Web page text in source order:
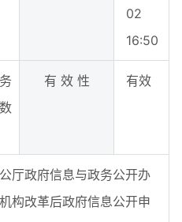
02
16:50
有 效 性 有效
厅政府信息与政务公开办
构改革后政府信息公开申